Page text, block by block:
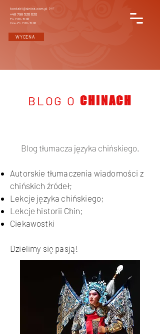
kontakt@sintra.com.pl 24/7
+48 798 536 630
Pn. 7:00 - 15:00
Czw.-Pt. 7:00 - 15:00
WYCENA
BLOG O CHINACH
Blog tłumacza języka chińskiego.
Autorskie tłumaczenia wiadomości z
chińskich źródeł;
Lekcje języka chińskiego;
Lekcje historii Chin;
Ciekawostki
Dzielimy się pasją!